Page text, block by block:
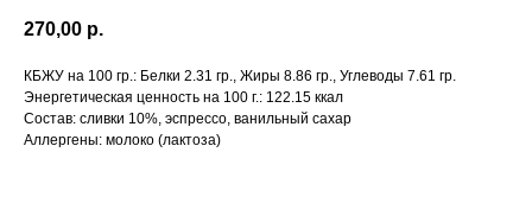
270,00 р.
КБЖУ на 100 гр.: Белки 2.31 гр., Жиры 8.86 гр., Углеводы 7.61 гр.
Энергетическая ценность на 100 г.: 122.15 ккал
Состав: сливки 10%, эспрессо, ванильный сахар
Аллергены: молоко (лактоза)